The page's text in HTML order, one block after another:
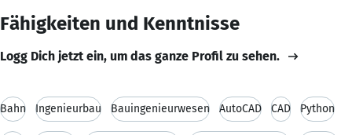
Fähigkeiten und Kenntnisse
Logg Dich jetzt ein, um das ganze Profil zu sehen.
Bahn Ingenieurbau Bauingenieurwesen AutoCAD CAD Python